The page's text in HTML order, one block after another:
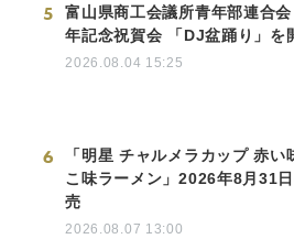
5
富山県商工会議所青年部連合
年記念祝賀会 「DJ盆踊り」を
2026.08.04 15:25
6
「明星 チャルメラカップ 赤い
こ味ラーメン」2026年8月31
売
2026.08.07 13:00